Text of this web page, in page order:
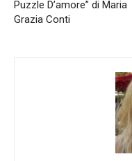
Puzzle D’amore” di Maria
Grazia Conti